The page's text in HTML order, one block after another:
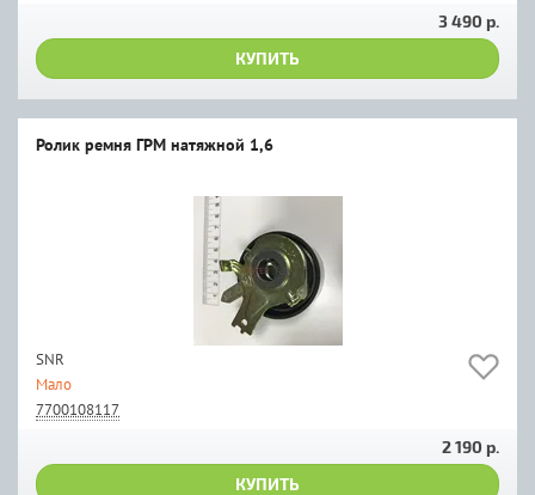
3 490 р.
КУПИТЬ
Ролик ремня ГРМ натяжной 1,6
SNR
Мало
7700108117
2 190 р.
КУПИТЬ